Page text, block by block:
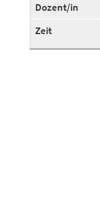
Dozent/in
Zeit